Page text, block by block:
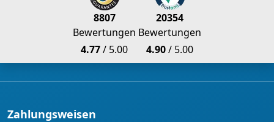
8807
Bewertungen
4.77/ 5.00
20354
Bewertungen
4.90/ 5.00
Zahlungsweisen